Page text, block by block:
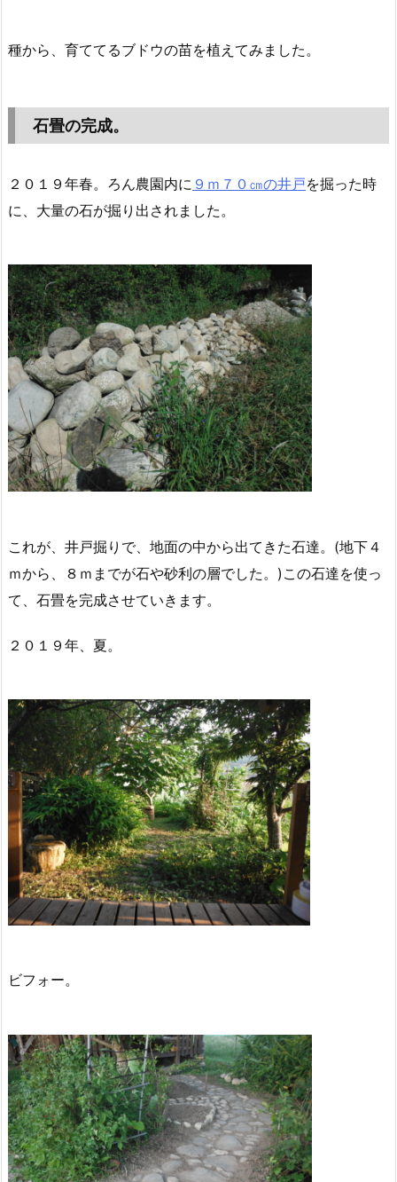
種から、育ててるブドウの苗を植えてみました。
石畳の完成。
２０１９年春。ろん農園内に ９ｍ７０㎝の井戸を掘った時
に、大量の石が掘り出されました。
これが、井戸掘りで、地面の中から出てきた石達。(地下４
ｍから、８ｍまでが石や砂利の層でした。)この石達を使っ
て、石畳を完成させていきます。
２０１９年、夏。
ビフォー。